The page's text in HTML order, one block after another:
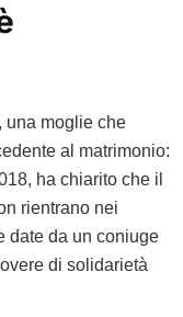
una moglie che
al matrimonio:
ha chiarito che il
rientrano nei
date da un coniuge
di solidarietà